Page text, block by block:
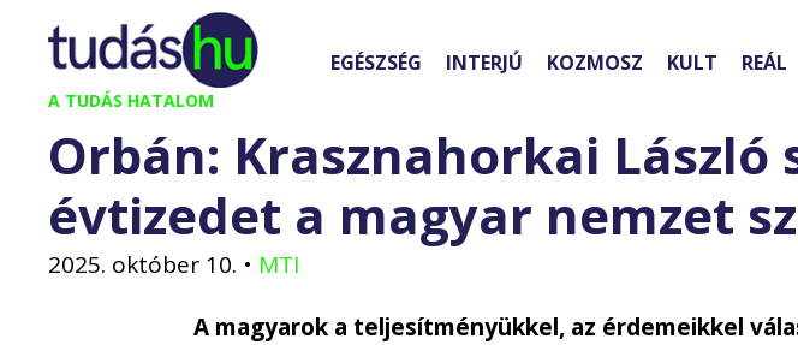
Kilépés
tartalomba
A TUDÁS HATALOM
EGÉSZSÉG INTERJÚ KOZMOSZ KULT REÁL
Orbán: Krasznahorkai László
évtizedet a magyar nemzet
2025. október 10. • MTI
A magyarok a teljesítményükkel, az érdemeikkel